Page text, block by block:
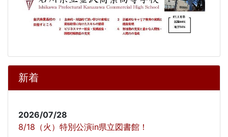
新着
2026/07/28
8/18（火）特別公演in県立図書館！